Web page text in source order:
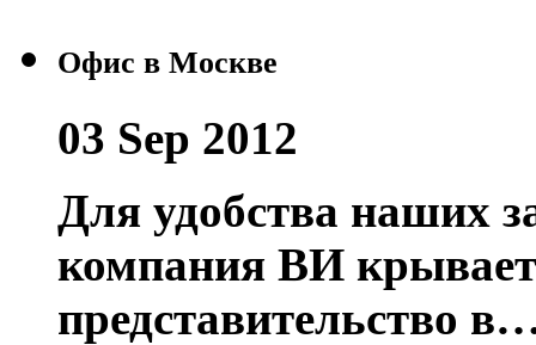
Офис в Москве
03 Sep 2012
Для удобства наших
компания ВИ крывает
представительство